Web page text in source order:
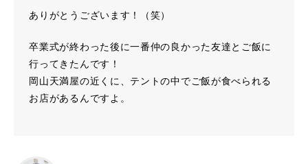
ありがとうございます！（笑）
卒業式が終わった後に一番仲の良かった友達とご飯に
行ってきたんです！
岡山天満屋の近くに、テントの中でご飯が食べられる
お店があるんですよ。